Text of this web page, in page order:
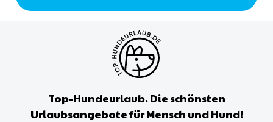
Top-Hundeurlaub. Die schönsten
Urlaubsangebote für Mensch und Hund!